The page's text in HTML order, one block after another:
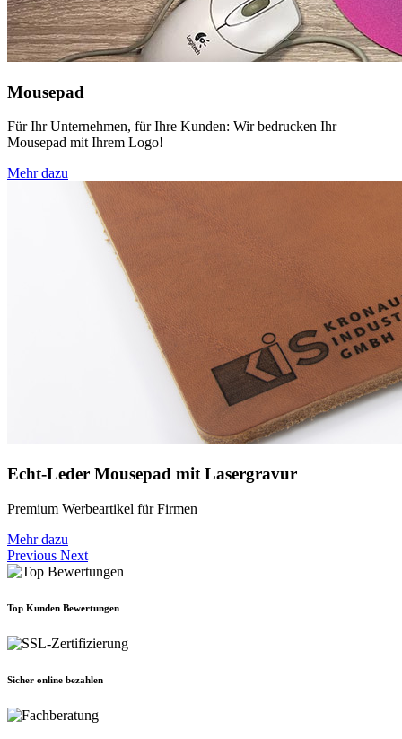
Mousepad
Für Ihr Unternehmen, für Ihre Kunden: Wir bedrucken Ihr
Mousepad mit Ihrem Logo!
Mehr dazu
Echt-Leder Mousepad mit Lasergravur
Premium Werbeartikel für Firmen
Mehr dazu
Previous Next
Top Kunden Bewertungen
Sicher online bezahlen